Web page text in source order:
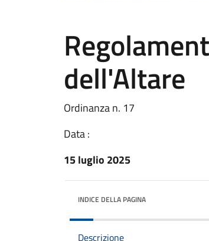
dell'Altare
Ordinanza n. 17
Data :
15 luglio 2025
INDICE DELLA PAGINA
Descrizione